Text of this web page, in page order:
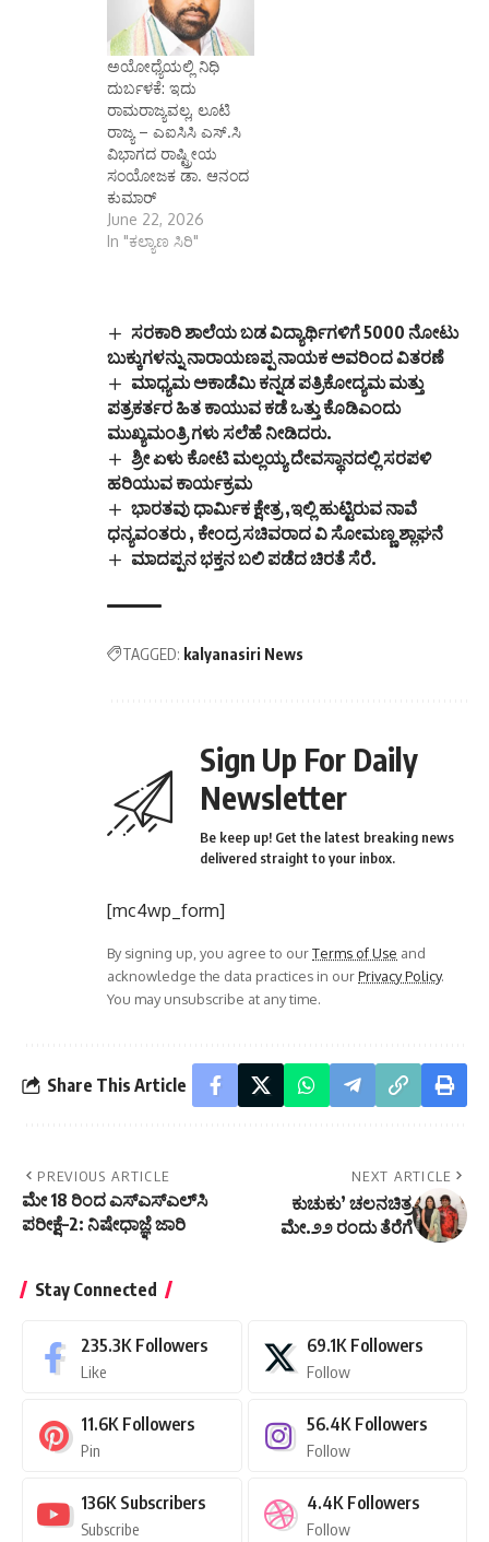
ಅಯೋಧ್ಯೆಯಲ್ಲಿ ನಿಧಿ
ದುರ್ಬಳಕೆ: ಇದು
ರಾಮರಾಜ್ಯವಲ್ಲ, ಲೂಟಿ
ರಾಜ್ಯ – ಎಐಸಿಸಿ ಎಸ್.ಸಿ
ವಿಭಾಗದ ರಾಷ್ಟ್ರೀಯ
ಸಂಯೋಜಕ ಡಾ. ಆನಂದ
ಕುಮಾರ್
June 22, 2026
In "ಕಲ್ಯಾಣ ಸಿರಿ"
ಸರಕಾರಿ ಶಾಲೆಯ ಬಡ ವಿದ್ಯಾರ್ಥಿಗಳಿಗೆ 5000 ನೋಟು
ಬುಕ್ಕುಗಳನ್ನು ನಾರಾಯಣಪ್ಪ ನಾಯಕ ಅವರಿಂದ ವಿತರಣೆ
ಮಾಧ್ಯಮ ಅಕಾಡೆಮಿ ಕನ್ನಡ ಪತ್ರಿಕೋದ್ಯಮ ಮತ್ತು
ಪತ್ರಕರ್ತರ ಹಿತ ಕಾಯುವ ಕಡೆ ಒತ್ತು ಕೊಡಿಎಂದು
ಮುಖ್ಯಮಂತ್ರಿ ಗಳು ಸಲೆಹೆ ನೀಡಿದರು.
ಶ್ರೀ ಏಳು ಕೋಟಿ ಮಲ್ಲಯ್ಯ ದೇವಸ್ಥಾನದಲ್ಲಿ ಸರಪಳಿ
ಹರಿಯುವ ಕಾರ್ಯಕ್ರಮ
ಭಾರತವು ಧಾರ್ಮಿಕ ಕ್ಷೇತ್ರ ,ಇಲ್ಲಿ ಹುಟ್ಟಿರುವ ನಾವೆ
ಧನ್ಯವಂತರು , ಕೇಂದ್ರ ಸಚಿವರಾದ ವಿ ಸೋಮಣ್ಣ ಶ್ಲಾಘನೆ
ಮಾದಪ್ಪನ ಭಕ್ತನ ಬಲಿ ಪಡೆದ ಚಿರತೆ ಸೆರೆ.
TAGGED: kalyanasiri News
Sign Up For Daily
Newsletter
Be keep up! Get the latest breaking news
delivered straight to your inbox.
[mc4wp_form]
By signing up, you agree to ourTerms of Use and
acknowledge the data practices in ourPrivacy Policy.
You may unsubscribe at any time.
Share This Article
PREVIOUS ARTICLE
ಮೇ 18 ರಿಂದ ಎಸ್‌ಎಸ್‌ಎಲ್‌ಸಿ
ಪರೀಕ್ಷೆ–2: ನಿಷೇಧಾಜ್ಞೆ ಜಾರಿ
NEXT ARTICLE
ಕುಚುಕು’ ಚಲನಚಿತ್ರ
ಮೇ.೨೨ ರಂದು ತೆರೆಗೆ
Stay Connected
235.3K Followers
Like
69.1K Followers
Follow
11.6K Followers
Pin
56.4K Followers
Follow
136K Subscribers
Subscribe
4.4K Followers
Follow